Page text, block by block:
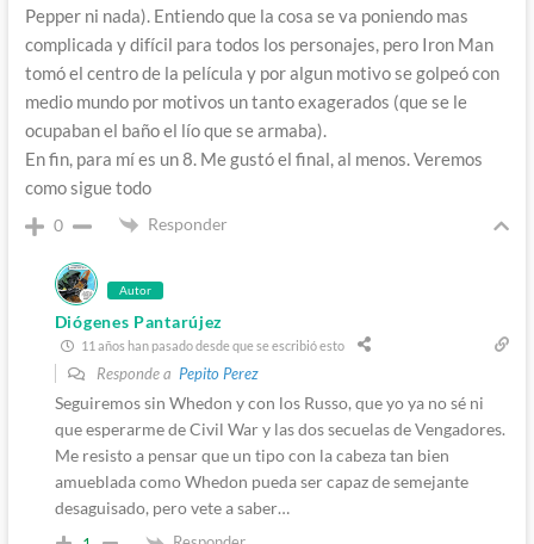
Pepper ni nada). Entiendo que la cosa se va poniendo mas
complicada y difícil para todos los personajes, pero Iron Man
tomó el centro de la película y por algun motivo se golpeó con
medio mundo por motivos un tanto exagerados (que se le
ocupaban el baño el lío que se armaba).
En fin, para mí es un 8. Me gustó el final, al menos. Veremos
como sigue todo
0 Responder
Autor
Diógenes Pantarújez
11 años han pasado desde que se escribió esto
Responde a Pepito Perez
Seguiremos sin Whedon y con los Russo, que yo ya no sé ni
que esperarme de Civil War y las dos secuelas de Vengadores.
Me resisto a pensar que un tipo con la cabeza tan bien
amueblada como Whedon pueda ser capaz de semejante
desaguisado, pero vete a saber…